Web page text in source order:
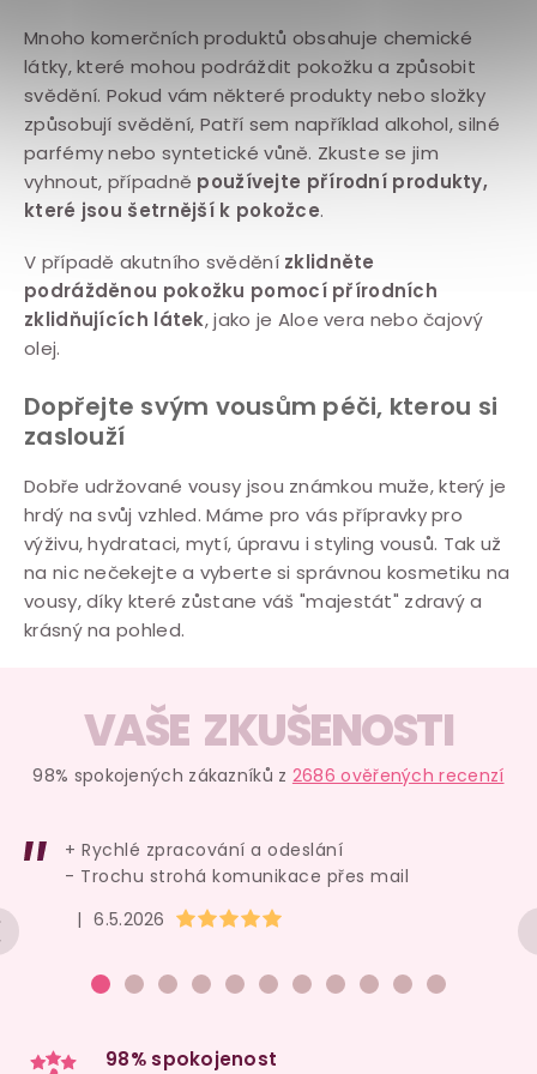
Mnoho komerčních produktů obsahuje chemické
látky, které mohou podráždit pokožku a způsobit
svědění. Pokud vám některé produkty nebo složky
způsobují svědění, Patří sem například alkohol, silné
parfémy nebo syntetické vůně. Zkuste se jim
vyhnout, případně používejte přírodní produkty,
které jsou šetrnější k pokožce.
V případě akutního svěděnízklidněte
podrážděnou pokožku pomocí přírodních
zklidňujících látek, jako je Aloe vera nebo čajový
olej.
Dopřejte svým vousům péči, kterou si
zaslouží
Dobře udržované vousy jsou známkou muže, který je
hrdý na svůj vzhled. Máme pro vás přípravky pro
výživu, hydrataci, mytí, úpravu i styling vousů. Tak už
na nic nečekejte a vyberte si správnou kosmetiku na
vousy, díky které zůstane váš "majestát" zdravý a
krásný na pohled.
VAŠE ZKUŠENOSTI
98% spokojených zákazníků z 2686 ověřených recenzí
Hodnocení obchodu je 5 z 5 hvězdiček.
| 6.5.2026
+ Rychlé zpracování a odeslání
- Trochu strohá komunikace přes mail